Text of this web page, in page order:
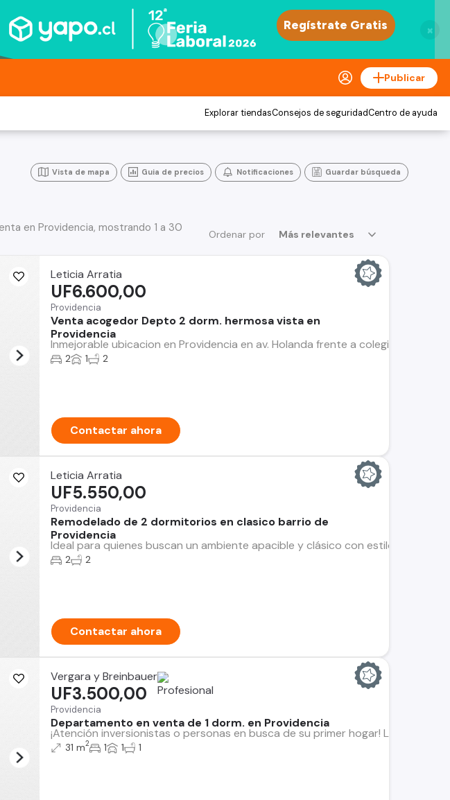
×
Publicar
Explorar tiendasConsejos de seguridadCentro de ayuda
Vista de mapa Guia de precios Notificaciones Guardar búsqueda
Ordenar por Más relevantes
en Providencia, mostrando 1 a 30
Leticia Arratia
Providencia
Venta acogedor Depto 2 dorm. hermosa vista en
Providencia
Inmejorable ubicacion en Providencia en av. Holanda frente a colegio
UF6.600,00
2 1 2
Contactar ahora
Leticia Arratia
Providencia
Remodelado de 2 dormitorios en clasico barrio de
Providencia
Ideal para quienes buscan un ambiente apacible y clásico con estilo, en 3
UF5.550,00
2 2
Contactar ahora
Vergara y Breinbauer
Providencia
Departamento en venta de 1 dorm. en Providencia
¡Atención inversionistas o personas en busca de su primer hogar! Les
UF3.500,00
31 m2 1 1 1